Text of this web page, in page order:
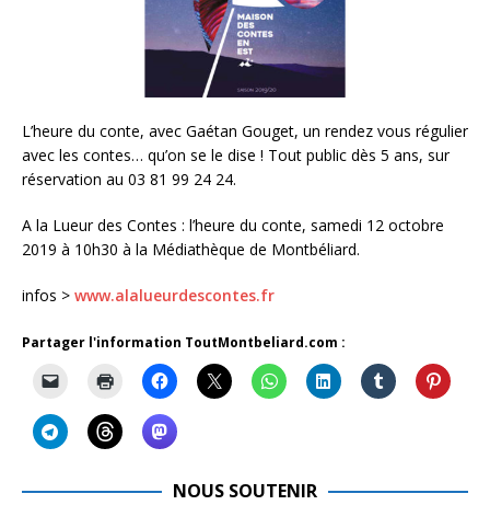
L’heure du conte, avec Gaétan Gouget, un rendez vous régulier
avec les contes… qu’on se le dise ! Tout public dès 5 ans, sur
réservation au 03 81 99 24 24.
A la Lueur des Contes : l’heure du conte, samedi 12 octobre
2019 à 10h30 à la Médiathèque de Montbéliard.
infos > www.alalueurdescontes.fr
Partager l'information ToutMontbeliard.com :
NOUS SOUTENIR